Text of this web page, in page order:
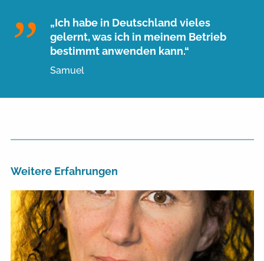
„Ich habe in Deutschland vieles
gelernt, was ich in meinem Betrieb
bestimmt anwenden kann.“
Samuel
Weitere Erfahrungen